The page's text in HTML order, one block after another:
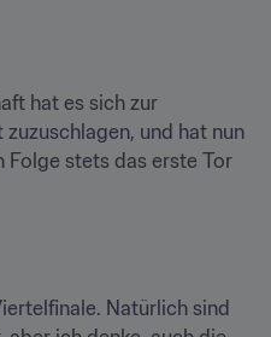
hat es sich zur
und hat nun
Folge stets das erste Tor
Natürlich sind